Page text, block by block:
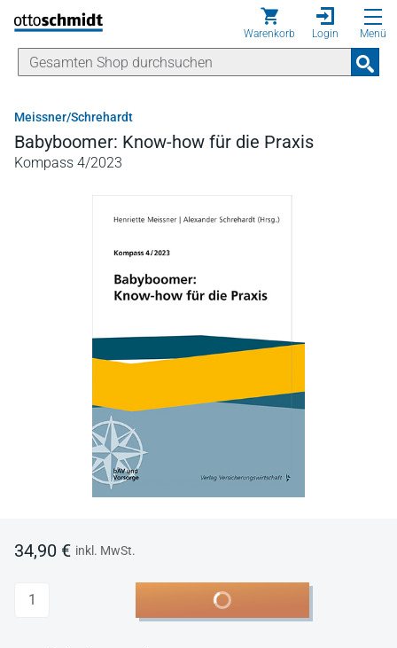
Direkt zum Inhalt
Warenkorb Login Menü
Meissner/Schrehardt
Babyboomer: Know-how für die Praxis
Kompass 4/2023
34,90 € inkl. MwSt.
Anzahl In den Warenkorb